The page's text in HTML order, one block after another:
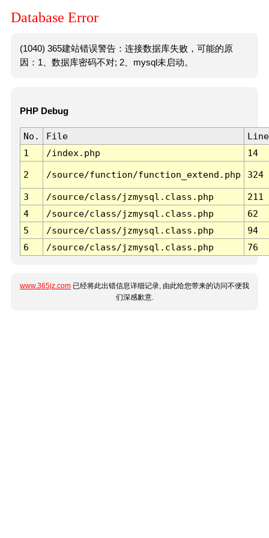
Database Error
(1040) 365建站错误警告：连接数据库失败，可能的原
因：1、数据库密码不对; 2、mysql未启动。
PHP Debug
No. File
Line
1
/index.php 14
2 /source/function/function_extend.php 324
3 /source/class/jzmysql.class.php
211
4
/source/class/jzmysql.class.php
62
5
/source/class/jzmysql.class.php
94
6
/source/class/jzmysql.class.php 76
www.365jz.com 已经将此出错信息详细记录, 由此给您带来的访问不便我
们深感歉意.